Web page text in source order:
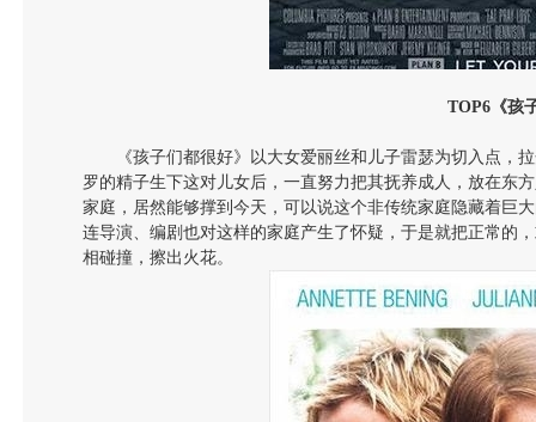
TOP6 《孩
《孩子们都很好》以大女爱丽丝和儿子雷瑟为切入点，
罗的精子生下这对儿女后，一直努力把其抚养成人，放在东
家庭，居然能够撑到今天，可以说这个非传统家庭隐藏着巨
连导演、编剧也对这样的家庭产生了怀疑，于是就把正常的
相碰撞，擦出火花。